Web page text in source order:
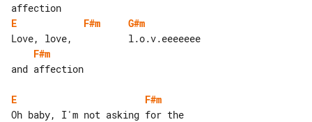
E
F#m
G#m
F#m
and affection
E
F#m